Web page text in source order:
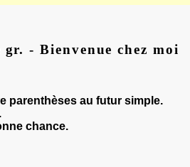
- Bienvenue chez moi
parenthèses au futur simple.
chance.